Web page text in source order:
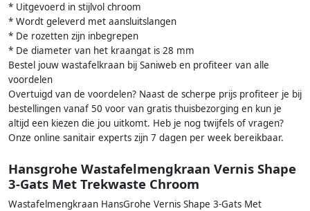
* Uitgevoerd in stijlvol chroom
* Wordt geleverd met aansluitslangen
* De rozetten zijn inbegrepen
* De diameter van het kraangat is 28 mm
Bestel jouw wastafelkraan bij Saniweb en profiteer van alle
voordelen
Overtuigd van de voordelen? Naast de scherpe prijs profiteer je bij
bestellingen vanaf 50 voor van gratis thuisbezorging en kun je
altijd een kiezen die jou uitkomt. Heb je nog twijfels of vragen?
Onze online sanitair experts zijn 7 dagen per week bereikbaar.
Hansgrohe Wastafelmengkraan Vernis Shape
3-Gats Met Trekwaste Chroom
Wastafelmengkraan HansGrohe Vernis Shape 3-Gats Met